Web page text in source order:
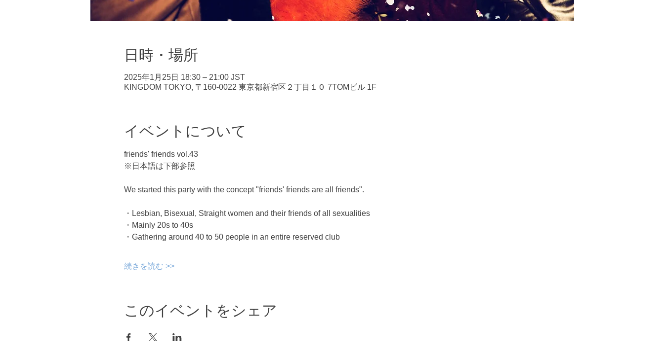
日時・場所
2025年1月25日 18:30 – 21:00 JST
KINGDOM TOKYO, 〒160-0022 東京都新宿区２丁目１０ 7TOMビル 1F
イベントについて
friends' friends vol.43
※日本語は下部参照
We started this party with the concept "friends' friends are all friends".
・Lesbian, Bisexual, Straight women and their friends of all sexualities
・Mainly 20s to 40s
・Gathering around 40 to 50 people in an entire reserved club
続きを読む >>
このイベントをシェア